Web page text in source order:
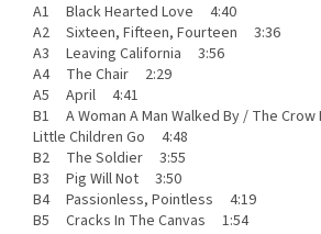
A1 Black Hearted Love 4:40
A2 Sixteen, Fifteen, Fourteen 3:36
A3 Leaving California 3:56
A4 The Chair 2:29
A5 April 4:41
B1 A Woman A Man Walked By / The Crow
Little Children Go 4:48
B2 The Soldier 3:55
B3 Pig Will Not 3:50
B4 Passionless, Pointless 4:19
B5 Cracks In The Canvas 1:54